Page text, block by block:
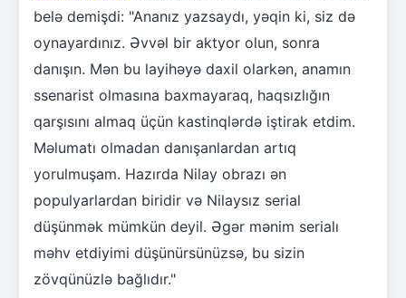
belə demişdi: "Ananız yazsaydı, yəqin ki, siz də
oynayardınız. Əvvəl bir aktyor olun, sonra
danışın. Mən bu layihəyə daxil olarkən, anamın
ssenarist olmasına baxmayaraq, haqsızlığın
qarşısını almaq üçün kastinqlərdə iştirak etdim.
Məlumatı olmadan danışanlardan artıq
yorulmuşam. Hazırda Nilay obrazı ən
populyarlardan biridir və Nilaysız serial
düşünmək mümkün deyil. Əgər mənim serialı
məhv etdiyimi düşünürsünüzsə, bu sizin
zövqünüzlə bağlıdır."